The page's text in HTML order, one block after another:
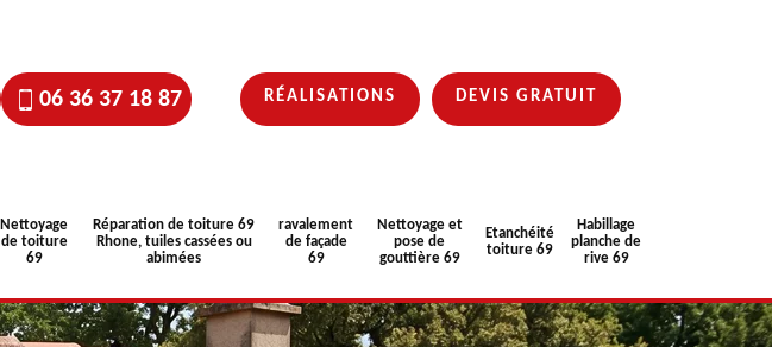
06 36 37 18 87 RÉALISATIONS DEVIS GRATUIT
Nettoyage
de toiture
69
Réparation de toiture 69
Rhone, tuiles cassées ou
abimées
ravalement
de façade
69
Nettoyage et
pose de
gouttière 69
Etanchéité
toiture 69
Habillage
planche de
rive 69